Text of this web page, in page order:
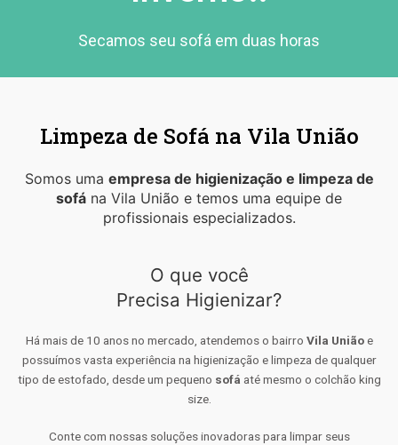
Secamos seu sofá em duas horas
Limpeza de Sofá na Vila União
Somos uma empresa de higienização e limpeza de
sofá na Vila União e temos uma equipe de
profissionais especializados.
O que você
Precisa Higienizar?
Há mais de 10 anos no mercado, atendemos o bairro Vila Uniãoe
possuímos vasta experiência na higienização e limpeza de qualquer
tipo de estofado, desde um pequeno sofá até mesmo o colchão king
size.
Conte com nossas soluções inovadoras para limpar seus